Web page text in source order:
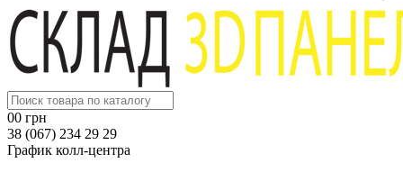
00 грн
38 (067) 234 29 29
График колл-центра